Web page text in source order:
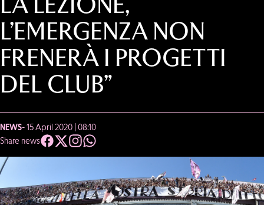
L’EMERGENZA NON
FRENERÀ I PROGETTI
DEL CLUB”
NEWS- 15 April 2020 | 08:10
Share news